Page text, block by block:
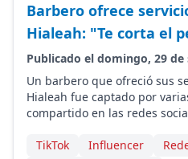
Barbero ofrece
Hialeah: "Te corta el
Publicado el domingo, 29 de
Un barbero que ofreció sus
Hialeah fue captado por
compartido en las redes
TikTok Influencer